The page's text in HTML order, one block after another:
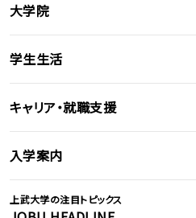
大学院
学生生活
キャリア・就職支援
入学案内
上武大学の注目トピックス